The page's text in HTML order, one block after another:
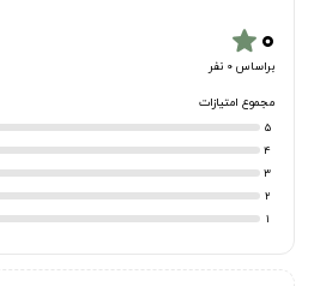
۰star
براساس 0 نفر
مجموع امتیازات
5
4
3
2
1